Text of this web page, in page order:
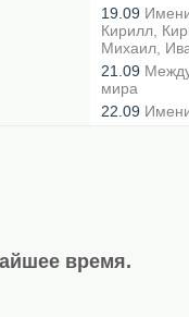
19.09
Кирилл,
Михаил,
21.09
мира
22.09
время.